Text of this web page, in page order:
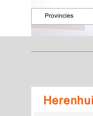
Provincies